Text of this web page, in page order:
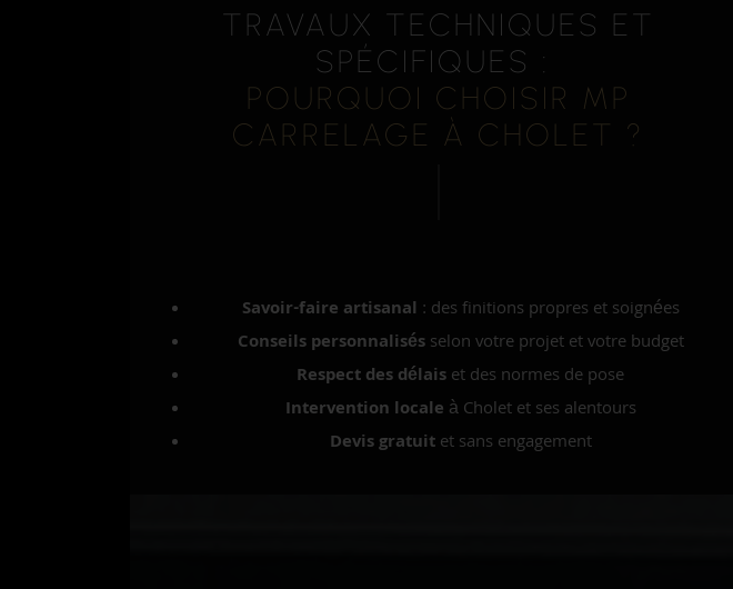
TRAVAUX TECHNIQUES ET
SPÉCIFIQUES :
POURQUOI CHOISIR MP
CARRELAGE À CHOLET ?
Savoir-faire artisanal : des finitions propres et soignées
Conseils personnalisésselon votre projet et votre budget
Respect des délaiset des normes de pose
Intervention locale à Cholet et ses alentours
Devis gratuitet sans engagement